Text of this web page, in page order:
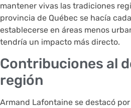
mantener vivas las tradiciones
provincia de Québec se hacía
establecerse en áreas menos
tendría un impacto más directo.
Contribuciones al
región
Armand Lafontaine se destacó